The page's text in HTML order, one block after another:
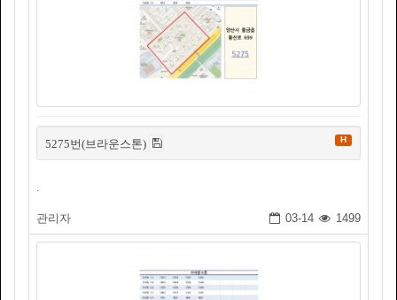
5275번(브라운스톤) H
.
관리자 03-14 1499